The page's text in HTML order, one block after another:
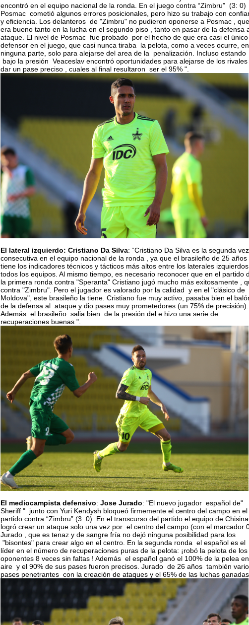
encontró en el equipo nacional de la ronda. En el juego contra “Zimbru” (3: 0)
Posmac cometió algunos errores posicionales, pero hizo su trabajo con
y eficiencia. Los delanteros de "Zimbru" no pudieron oponerse a Posmac , que
era bueno tanto en la lucha en el segundo piso , tanto en pasar de la defensa
ataque. El nivel de Posmac fue probado por el hecho de que era casi el único
defensor en el juego, que casi nunca tiraba la pelota, como a veces ocurre, en
ninguna parte, solo para alejarse del area de la penalización. Incluso estando
bajo la presión Veaceslav encontró oportunidades para alejarse de los rivales
dar un pase preciso , cuales al final resultaron ser el 95% ".
El lateral izquierdo: Cristiano Da Silva: “Cristiano Da Silva es la segunda vez
consecutiva en el equipo nacional de la ronda , ya que el brasileño de 25 años
tiene los indicadores técnicos y tácticos más altos entre los laterales
todos los equipos. Al mismo tiempo, es necesario reconocer que en el partido
la primera ronda contra "Speranta" Cristiano jugó mucho más exitosamente ,
contra "Zimbru". Pero el jugador es valorado por la calidad y en el "clásico de
Moldova", este brasileño la tiene. Cristiano fue muy activo, pasaba bien el
de la defensa al ataque y dio pases muy prometedores (un 75% de precisión).
Además el brasileño salia bien de la presión del e hizo una serie de
recuperaciones buenas ".
El mediocampista defensivo: Jose Jurado: "El nuevo jugador español de"
Sheriff " junto con Yuri Kendysh bloqueó firmemente el centro del campo en el
partido contra “Zimbru” (3: 0). En el transcurso del partido el equipo de
logró crear un ataque solo una vez por el centro del campo (con el marcador
Jurado , que es tenaz y de sangre fría no dejó ninguna posibilidad para los
"bisontes" para crear algo en el centro. En la segunda ronda el español es el
líder en el número de recuperaciones puras de la pelota: ¡robó la pelota de los
oponentes 8 veces sin faltas ! Además el español ganó el 100% de la pelea
aire y el 90% de sus pases fueron precisos. Jurado de 26 años también
pases penetrantes con la creación de ataques y el 65% de las luchas ganadas